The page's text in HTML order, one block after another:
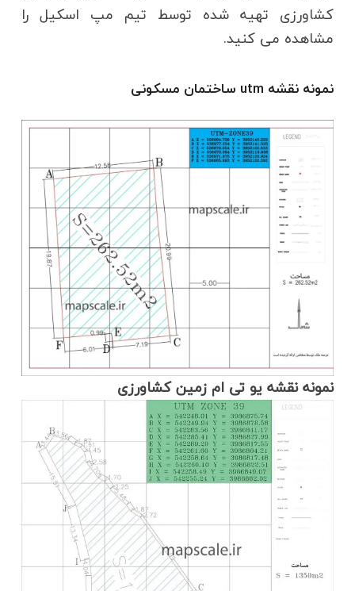
کشاورزی تهیه شده توسط تیم مپ اسکیل را
مشاهده می کنید.
نمونه نقشه utm ساختمان مسکونی
نمونه نقشه یو تی ام زمین کشاورزی